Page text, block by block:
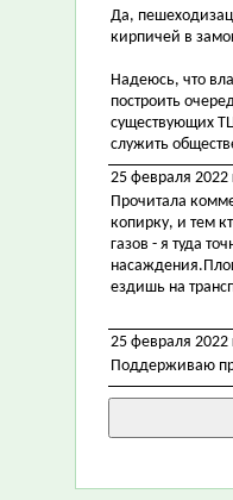
Да,
кирпичей в
Надеюсь, что
построить
существующих
служить
25 февраля 2022
Прочитала
копирку, и тем
газов - я туда
ездишь на
25 февраля 2022
Поддерживаю